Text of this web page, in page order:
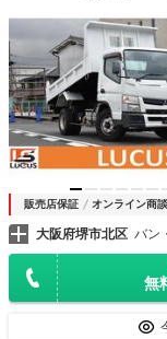
さ５３８ｃｍ 幅２
販売店保証 オンライン商談
大阪府堺市北区
無